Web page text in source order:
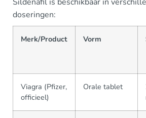
doseringen:
Merk/Product Vorm
Viagra (Pfizer,
officieel)
Orale tablet